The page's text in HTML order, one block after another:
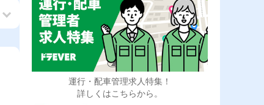
運行・配車管理求人特集！
詳しくはこちらから。